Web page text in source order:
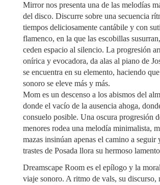
Mirror nos presenta una de las melodías
del disco. Discurre sobre una secuencia
tiempos deliciosamente cantábile y con
flamenco, en la que las escobillas
ceden espacio al silencio. La progresión
onírica y evocadora, da alas al piano de
se encuentra en su elemento, haciendo
sonoro se eleve más y más.
Mom es un descenso a los abismos del
donde el vacío de la ausencia ahoga,
consuelo posible. Una oscura progresión
menores rodea una melodía minimalista,
mazas insinúan apenas el camino a seguir
trastes de Posada llora su hermoso
Dreamscape Room es el epílogo y la
viaje sonoro. A ritmo de vals, su discurso,